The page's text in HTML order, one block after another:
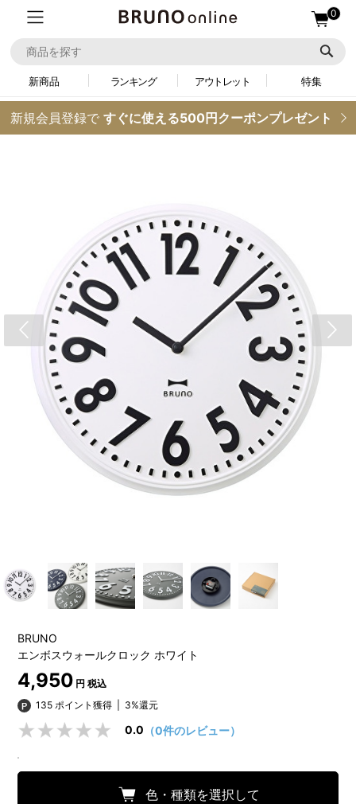
0
新商品 ランキング アウトレット 特集
新規会員登録で すぐに使える500円クーポンプレゼント
BRUNO
エンボスウォールクロック ホワイト
4,950 円 税込
135 ポイント獲得
3%還元
0.0 （0件のレビュー）
色・種類を選択して